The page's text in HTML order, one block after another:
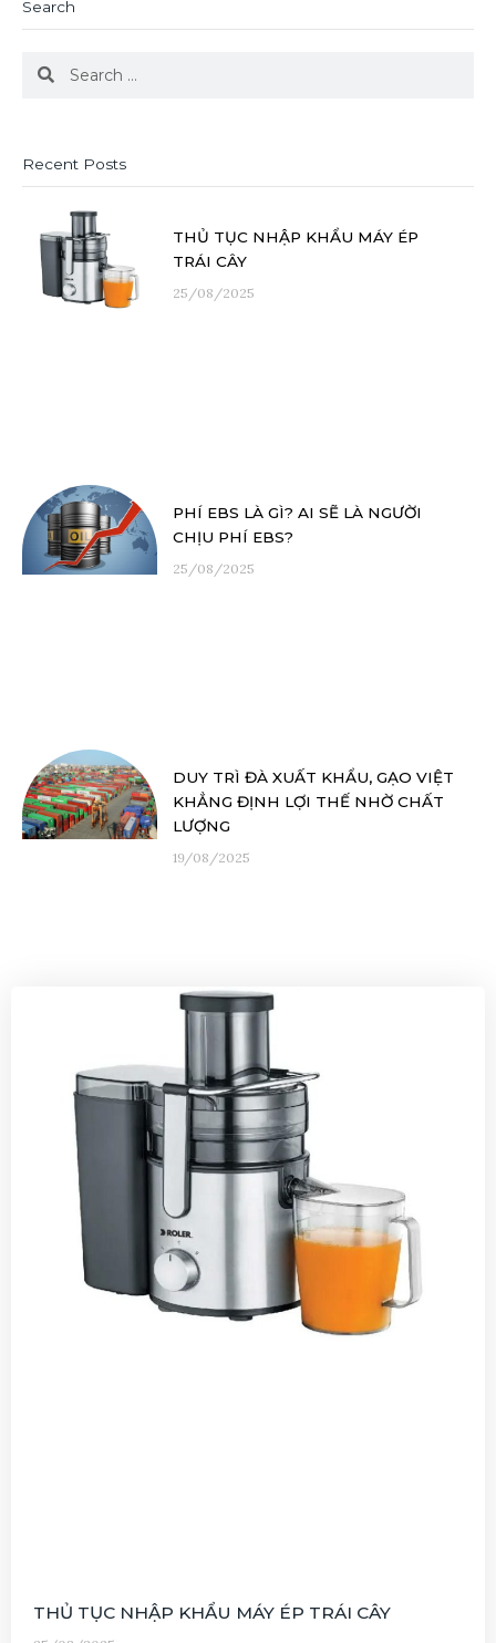
Search
Search
Recent Posts
THỦ TỤC NHẬP KHẨU MÁY ÉP
TRÁI CÂY
25/08/2025
PHÍ EBS LÀ GÌ? AI SẼ LÀ NGƯỜI
CHỊU PHÍ EBS?
25/08/2025
DUY TRÌ ĐÀ XUẤT KHẨU, GẠO VIỆT
KHẲNG ĐỊNH LỢI THẾ NHỜ CHẤT
LƯỢNG
19/08/2025
THỦ TỤC NHẬP KHẨU MÁY ÉP TRÁI CÂY